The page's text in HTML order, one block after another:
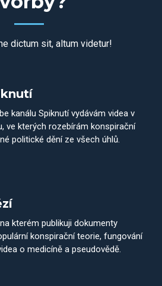
dictum sit, altum videtur!
kanálu Spiknutí vydávám videa v
ve kterých rozebírám konspirační
politické dění ze všech úhlů.
kterém publikuji dokumenty
konspirační teorie, fungování
o medicíně a pseudovědě.